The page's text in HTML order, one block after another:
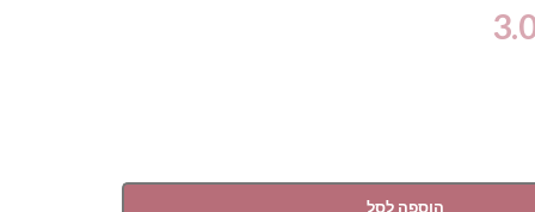
הוספה לסל